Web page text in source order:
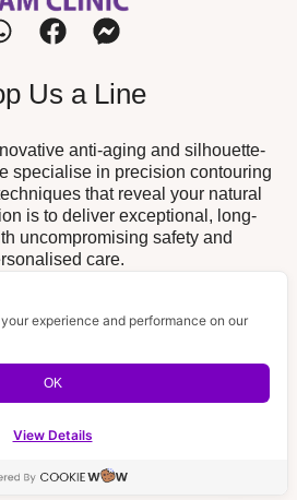
Us a Line
anti-aging and silhouette-
specialise in precision contouring
that reveal your natural
is to deliver exceptional, long-
uncompromising safety and
care.
Our Branch
Phuket 83130
32 Supicha Sino, Koh Kaew,
Phuket 83000
Contact us
experience and performance on our
OK
View Details